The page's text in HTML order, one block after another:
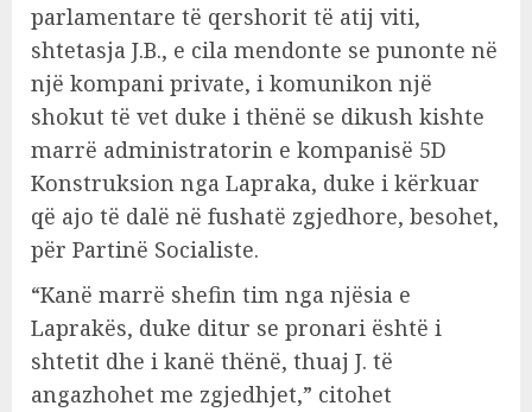
parlamentare të qershorit të atij viti,
shtetasja J.B., e cila mendonte se punonte në
një kompani private, i komunikon një
shokut të vet duke i thënë se dikush kishte
marrë administratorin e kompanisë 5D
Konstruksion nga Lapraka, duke i kërkuar
që ajo të dalë në fushatë zgjedhore, besohet,
për Partinë Socialiste.
“Kanë marrë shefin tim nga njësia e
Laprakës, duke ditur se pronari është i
shtetit dhe i kanë thënë, thuaj J. të
angazhohet me zgjedhjet,” citohet